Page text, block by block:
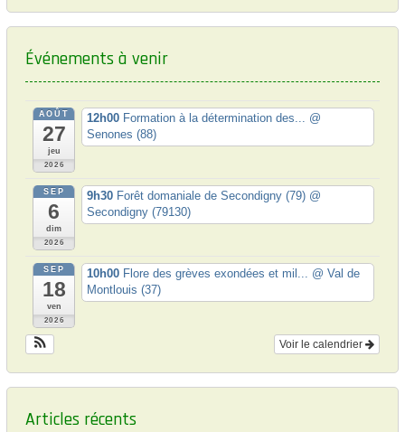
Événements à venir
AOÛT
27
jeu
2026
12h00 Formation à la détermination des... @
Senones (88)
SEP
6
dim
2026
9h30 Forêt domaniale de Secondigny (79) @
Secondigny (79130)
SEP
18
ven
2026
10h00 Flore des grèves exondées et mil... @ Val de
Montlouis (37)
Voir le calendrier
Articles récents